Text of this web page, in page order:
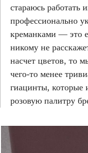
стараюсь работать
профессионально
креманками — это
никому не
насчет цветов, то
чего-то менее
гиацинты, которые
розовую палитру